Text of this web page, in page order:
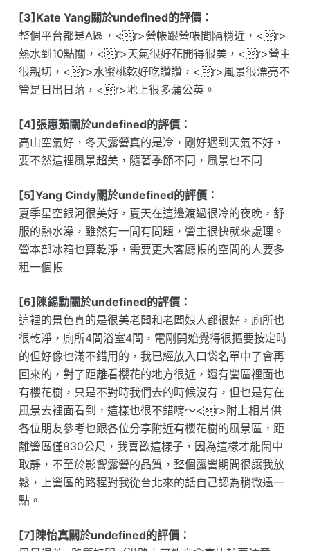
[3]Kate Yang關於undefined的評價：
整個平台都是A區，<r>營帳跟營帳間隔稍近，<r>
熱水到10點關，<r>天氣很好花開得很美，<r>營主
很親切，<r>水蜜桃乾好吃讚讚，<r>風景很漂亮不
管是日出日落，<r>地上很多蒲公英。
[4]張惠茹關於undefined的評價：
高山空氣好，冬天露營真的是冷，剛好遇到天氣不好，
要不然這裡風景超美，隨著季節不同，風景也不同
[5]Yang Cindy關於undefined的評價：
夏季星空銀河很美好，夏天在這邊渡過很冷的夜晚，舒
服的熱水澡，雖然有一間有問題，營主很快就來處理。
營本部冰箱也算乾淨，需要更大客廳帳的空間的人要多
租一個帳
[6]陳錫勳關於undefined的評價：
這裡的景色真的是很美老闆和老闆娘人都很好，廁所也
很乾淨，廁所4間浴室4間，電剛開始覺得很摳要按定時
的但好像也滿不錯用的，我已經放入口袋名單中了會再
回來的，對了距離看櫻花的地方很近，還有營區裡面也
有櫻花樹，只是不對時我們去的時候沒有，但也是有在
風景去裡面看到，這樣也很不錯唷～<r>附上相片供
各位朋友參考也跟各位分享附近有櫻花樹的風景區，距
離營區僅830公尺，我喜歡這樣子，因為這樣才能鬧中
取靜，不至於影響露營的品質，整個露營期間很讓我放
鬆，上營區的路程對我從台北來的話自己認為稍微遠一
點。
[7]陳怡真關於undefined的評價：